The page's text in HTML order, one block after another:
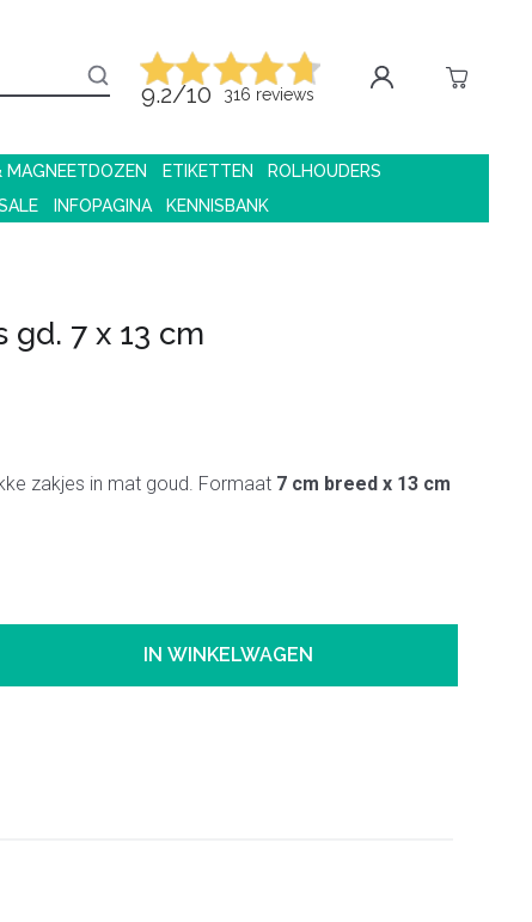
9.2/10 316 reviews
MAGNEETDOZEN ETIKETTEN
ROLHOUDERS
INFOPAGINA KENNISBANK
gd. 7 x 13 cm
zakjes in mat goud. Formaat 7 cm breed x 13 cm
IN WINKELWAGEN